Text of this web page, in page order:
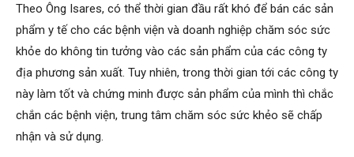
Theo Ông Isares, có thể thời gian đầu rất khó để bán các sản
phẩm y tế cho các bệnh viện và doanh nghiệp chăm sóc sức
khỏe do không tin tưởng vào các sản phẩm của các công ty
địa phương sản xuất. Tuy nhiên, trong thời gian tới các công ty
này làm tốt và chứng minh được sản phẩm của mình thì chắc
chắn các bệnh viện, trung tâm chăm sóc sức khẻo sẽ chấp
nhận và sử dụng.